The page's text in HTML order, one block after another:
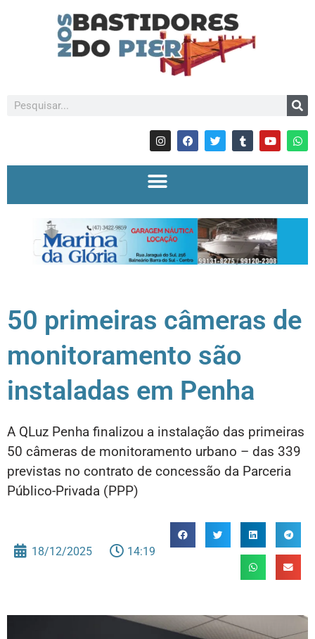
50 primeiras câmeras de
monitoramento são
instaladas em Penha
A QLuz Penha finalizou a instalação das primeiras
50 câmeras de monitoramento urbano – das 339
previstas no contrato de concessão da Parceria
Público-Privada (PPP)
18/12/2025 14:19